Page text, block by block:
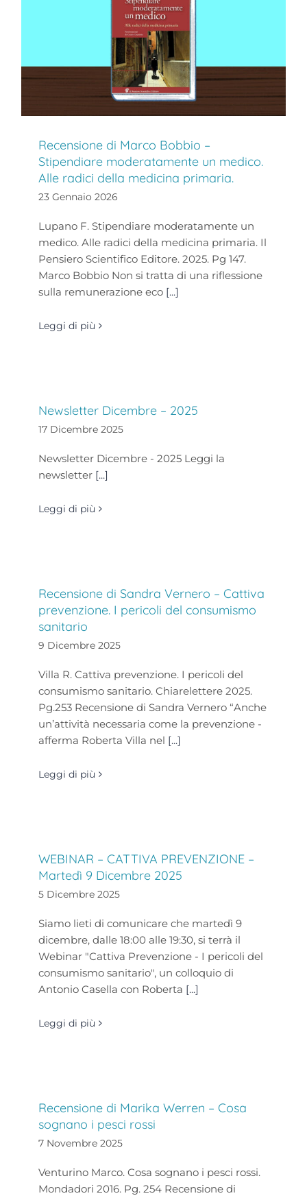
Recensione di Marco Bobbio –
Stipendiare moderatamente un medico.
Alle radici della medicina primaria.
23 Gennaio 2026
Lupano F. Stipendiare moderatamente un
medico. Alle radici della medicina primaria. Il
Pensiero Scientifico Editore. 2025. Pg 147.
Marco Bobbio Non si tratta di una riflessione
sulla remunerazione eco [...]
Leggi di più
Newsletter Dicembre – 2025
17 Dicembre 2025
Newsletter Dicembre - 2025 Leggi la
newsletter [...]
Leggi di più
Recensione di Sandra Vernero – Cattiva
prevenzione. I pericoli del consumismo
sanitario
9 Dicembre 2025
Villa R. Cattiva prevenzione. I pericoli del
consumismo sanitario. Chiarelettere 2025.
Pg.253 Recensione di Sandra Vernero “Anche
un’attività necessaria come la prevenzione -
afferma Roberta Villa nel [...]
Leggi di più
WEBINAR – CATTIVA PREVENZIONE –
Martedì 9 Dicembre 2025
5 Dicembre 2025
Siamo lieti di comunicare che martedì 9
dicembre, dalle 18:00 alle 19:30, si terrà il
Webinar "Cattiva Prevenzione - I pericoli del
consumismo sanitario", un colloquio di
Antonio Casella con Roberta [...]
Leggi di più
Recensione di Marika Werren – Cosa
sognano i pesci rossi
7 Novembre 2025
Venturino Marco. Cosa sognano i pesci rossi.
Mondadori 2016. Pg. 254 Recensione di